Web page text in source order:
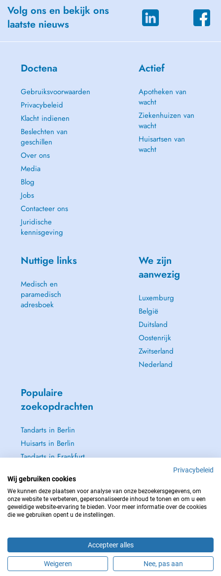
Volg ons en bekijk ons
laatste nieuws
Doctena
Gebruiksvoorwaarden
Privacybeleid
Klacht indienen
Beslechten van
geschillen
Over ons
Media
Blog
Jobs
Contacteer ons
Juridische
kennisgeving
Actief
Apotheken van
wacht
Ziekenhuizen van
wacht
Huisartsen van
wacht
Nuttige links
Medisch en
paramedisch
adresboek
We zijn
aanwezig
Luxemburg
België
Duitsland
Oostenrijk
Zwitserland
Nederland
Populaire
zoekopdrachten
Tandarts in Berlin
Huisarts in Berlin
Tandarts in Frankfurt
Frankfurt
Zie alle →
NEEM IN GEVAL VAN NOOD CONTACT OP MET : 112
Copyright © 2026 - DOCTENA Germany GmbH Kurfürstendamm 14, 10719
Privacybeleid
Wij gebruiken cookies
We kunnen deze plaatsen voor analyse van onze bezoekersgegevens, om
onze website te verbeteren, gepersonaliseerde inhoud te tonen en om u een
geweldige website-ervaring te bieden. Voor meer informatie over de cookies
die we gebruiken opent u de instellingen.
Accepteer alles
Weigeren Nee, pas aan